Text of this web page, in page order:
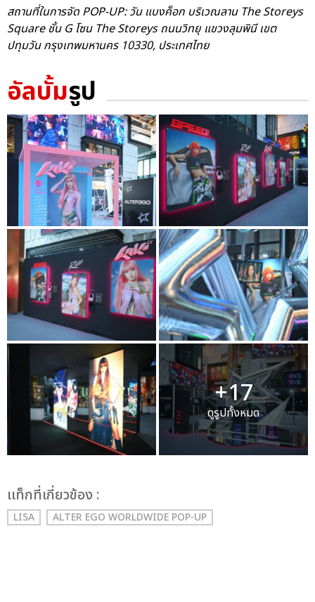
สถานที่ในการจัด POP-UP: วัน แบงค็อก บริเวณลาน The Storeys
Square ชั้น G โซน The Storeys ถนนวิทยุ แขวงลุมพินี เขต
ปทุมวัน กรุงเทพมหานคร 10330, ประเทศไทย
อัลบั้มรูป
+17
ดูรูปทั้งหมด
เเท็กที่เกี่ยวข้อง :
LISA ALTER EGO WORLDWIDE POP-UP